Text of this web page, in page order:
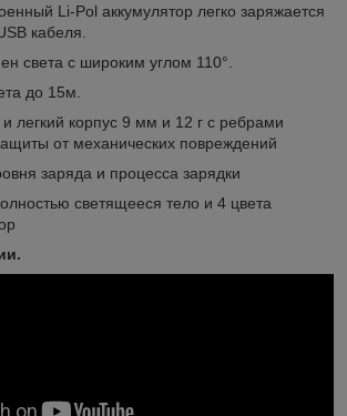
Li-Pol аккумулятор легко заряжается
кабеля.
света с широким углом 110°.
до 15м.
и легкий корпус 9 мм и 12 г с ребрами
от механических повреждений
заряда и процесса зарядки
светящееся тело и 4 цвета